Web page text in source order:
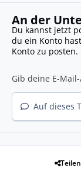
An der
Du kannst jetzt
du ein Konto
Konto zu posten.
Auf dieses
Teilen